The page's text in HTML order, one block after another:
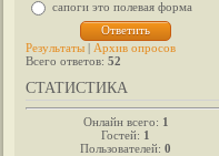
сапоги это полевая форма
Результаты | Архив опросов
Всего ответов: 52
СТАТИСТИКА
Онлайн всего: 1
Гостей: 1
Пользователей: 0